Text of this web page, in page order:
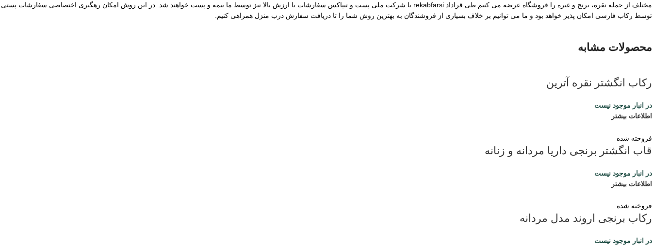
مختلف از جمله نقره، برنج و غیره را فروشگاه عرضه می کنیم.طی قراداد rekabfarsi با شرکت ملی پست و تیپاکس سفارشات با ارزش بالا نیز توسط ما بیمه و پست خواهند شد. در این روش امکان رهگیری اختصاصی سفارشات پستی
توسط رکاب فارسی امکان پذیر خواهد بود و ما می توانیم بر خلاف بسیاری از فروشندگان به بهترین روش شما را تا دریافت سفارش درب منزل همراهی کنیم.
محصولات مشابه
رکاب انگشتر نقره آترین
در انبار موجود نیست
اطلاعات بیشتر
فروخته شده
قاب انگشتر برنجی داریا مردانه و زنانه
در انبار موجود نیست
اطلاعات بیشتر
فروخته شده
رکاب برنجی اروند مدل مردانه
در انبار موجود نیست